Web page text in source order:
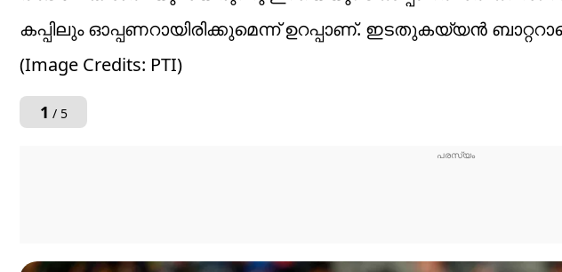
കപ്പിലും ഓപ്പണറായിരിക്കുമെന്ന് ഉറപ്പാണ്. ഇടതുകയ്യന്‍
(Image Credits: PTI)
1 / 5